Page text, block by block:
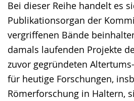
Bei dieser Reihe handelt es
Publikationsorgan der
vergriffenen Bände
damals laufenden Projekte
zuvor gegründeten
für heutige Forschungen,
Römerforschung in Haltern,
wird
angezeigt.